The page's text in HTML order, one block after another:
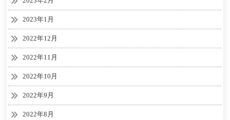
2023年1月
2022年12月
2022年11月
2022年10月
2022年9月
2022年8月